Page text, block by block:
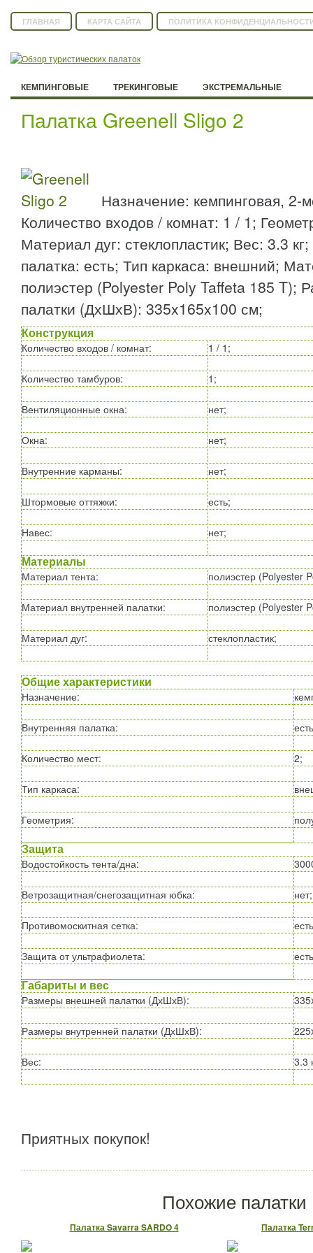
ГЛАВНАЯ КАРТА САЙТА ПОЛИТИКА
КЕМПИНГОВЫЕ ТРЕКИНГОВЫЕ ЭКСТРЕМАЛЬНЫЕ
Палатка Greenell Sligo 2
Назначение: кемпинговая, 2-
Количество входов / комнат: 1 / 1;
Материал дуг: стеклопластик; Вес: 3.3
палатка: есть; Тип каркаса: внешний;
полиэстер (Polyester Poly Taffeta 185 T);
палатки (ДхШхВ): 335x165x100 см;
Конструкция
Количество входов / комнат: 1 / 1;
Количество тамбуров: 1;
Вентиляционные окна: нет;
Окна: нет;
Внутренние карманы: нет;
Штормовые оттяжки: есть;
Навес: нет;
Материалы
Материал тента: полиэстер (Polyester
Материал внутренней палатки: полиэстер (Polyester
Материал дуг: стеклопластик;
Общие характеристики
Назначение:
Внутренняя палатка:
Количество мест: 2;
Тип каркаса:
Геометрия:
Защита
Водостойкость тента/дна:
Ветрозащитная/снегозащитная юбка: нет;
Противомоскитная сетка:
Защита от ультрафиолета:
Габариты и вес
Размеры внешней палатки (ДхШхВ):
Размеры внутренней палатки (ДхШхВ):
Вес: 3.3
Приятных покупок!
Похожие палатки
Палатка Savarra SARDO 4 Палатка